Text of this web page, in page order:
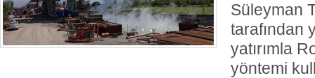
Süleyman
tarafından
yatırımla
yöntemi